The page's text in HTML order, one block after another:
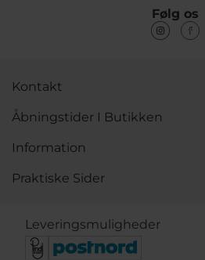
Følg os
Kontakt
Åbningstider I Butikken
Information
Praktiske Sider
Leveringsmuligheder